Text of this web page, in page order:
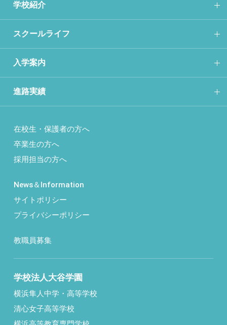
学校紹介
スクールライフ
入学案内
進路実績
在校生・保護者の方へ
卒業生の方へ
採用担当の方へ
News＆Information
サイトポリシー
プライバシーポリシー
教職員募集
学校法人大谷学園
横浜隼人中学・高等学校
清心女子高等学校